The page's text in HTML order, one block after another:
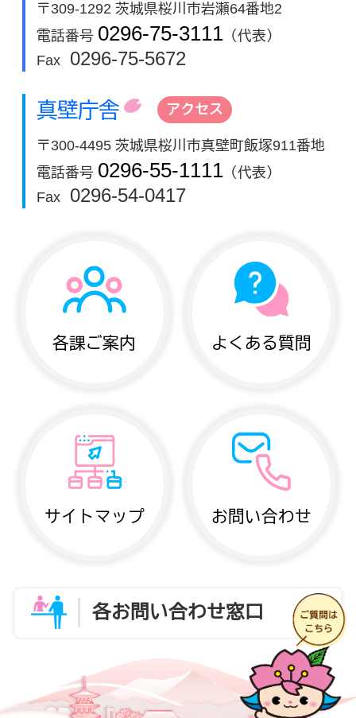
〒309-1292 茨城県桜川市岩瀬64番地2
電話番号 0296-75-3111 （代表）
Fax
0296-75-5672
真壁庁舎 アクセス
〒300-4495 茨城県桜川市真壁町飯塚911番地
電話番号 0296-55-1111 （代表）
Fax
0296-54-0417
各課ご案内 よくある質問
サイトマップ お問い合わせ
各お問い合わせ窓口